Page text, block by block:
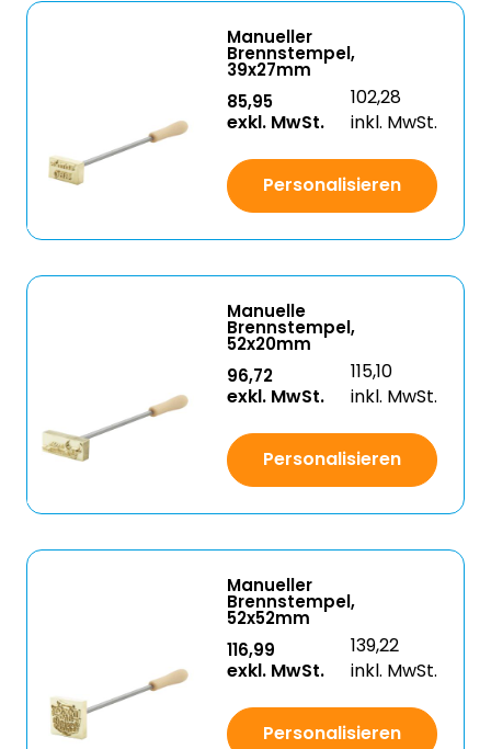
Manueller
Brennstempel,
39x27mm
85,95
exkl. MwSt.
102,28
inkl. MwSt.
Personalisieren
Manuelle
Brennstempel,
52x20mm
96,72
exkl. MwSt.
115,10
inkl. MwSt.
Personalisieren
Manueller
Brennstempel,
52x52mm
116,99
exkl. MwSt.
139,22
inkl. MwSt.
Personalisieren